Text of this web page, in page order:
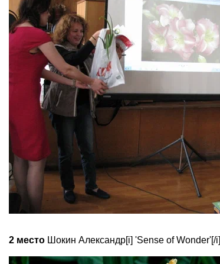
2 место Шокин Александр[i] 'Sense of Wonder'[/i]